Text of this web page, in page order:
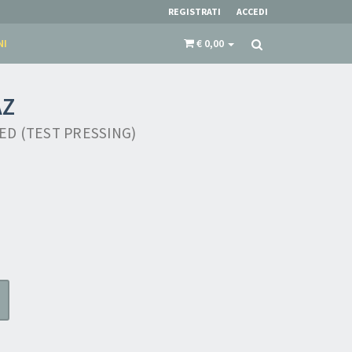
REGISTRATI ACCEDI
€ 0,00
(TEST PRESSING)